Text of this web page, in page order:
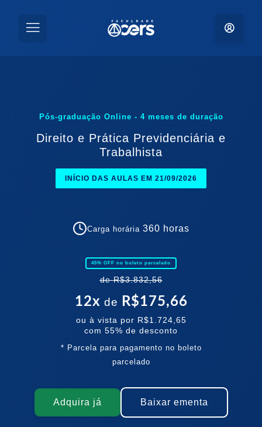
Pós-graduação Online - 4 meses de duração
Direito e Prática Previdenciária e
Trabalhista
INÍCIO DAS AULAS EM 21/09/2026
Carga horária 360 horas
45% OFF no boleto parcelado
deR$3.832,56
12x de R$175,66
ou à vista por R$1.724,65
com 55% de desconto
* Parcela para pagamento no boleto
parcelado
Adquira já Baixar ementa